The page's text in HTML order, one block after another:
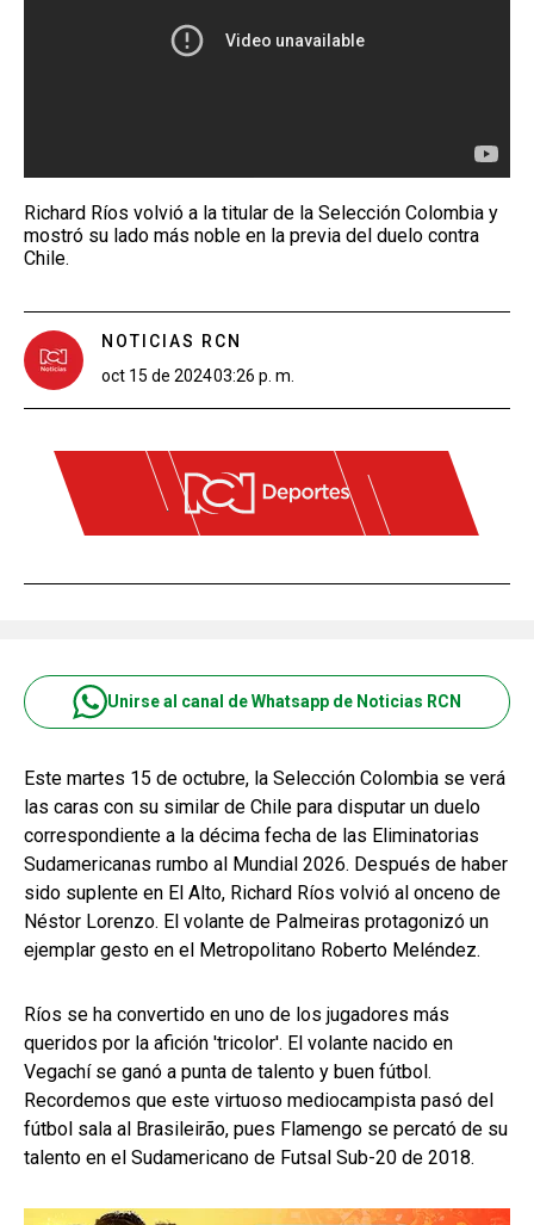
Richard Ríos volvió a la titular de la Selección Colombia y
mostró su lado más noble en la previa del duelo contra
Chile.
NOTICIAS RCN
oct 15 de 202403:26 p. m.
Unirse al canal de Whatsapp de Noticias RCN
Este martes 15 de octubre, la Selección Colombia se verá
las caras con su similar de Chile para disputar un duelo
correspondiente a la décima fecha de las Eliminatorias
Sudamericanas rumbo al Mundial 2026. Después de haber
sido suplente en El Alto, Richard Ríos volvió al onceno de
Néstor Lorenzo. El volante de Palmeiras protagonizó un
ejemplar gesto en el Metropolitano Roberto Meléndez.
Ríos se ha convertido en uno de los jugadores más
queridos por la afición 'tricolor'. El volante nacido en
Vegachí se ganó a punta de talento y buen fútbol.
Recordemos que este virtuoso mediocampista pasó del
fútbol sala al Brasileirão, pues Flamengo se percató de su
talento en el Sudamericano de Futsal Sub-20 de 2018.